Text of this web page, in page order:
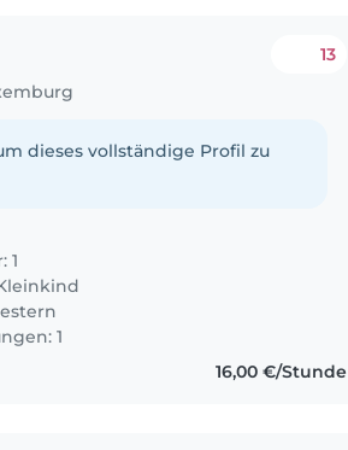
13
dieses vollständige Profil zu
1
1
16,00 €/Stunde